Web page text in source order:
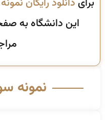
این دانشگاه به
نمونه